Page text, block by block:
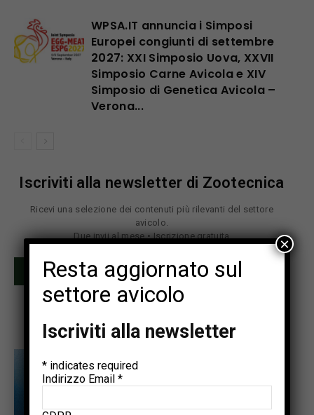
WPSA.IT annuncia i Simposi
Europei congiunti di settembre
2027: XXI Simposio Uova, XXVII
Simposio Carne Avicola e XIV
Simposio di Genetica Avicola –
Verona...
Iscriviti alla newsletter di Zootecnica
Ricevi una selezione dei contenuti più rilevanti del settore
avicolo.
Due invii al mese • Iscrizione gratuita
Iscriviti
Resta aggiornato sul
settore avicolo
Iscriviti alla newsletter
* indicates required
Indirizzo Email *
×